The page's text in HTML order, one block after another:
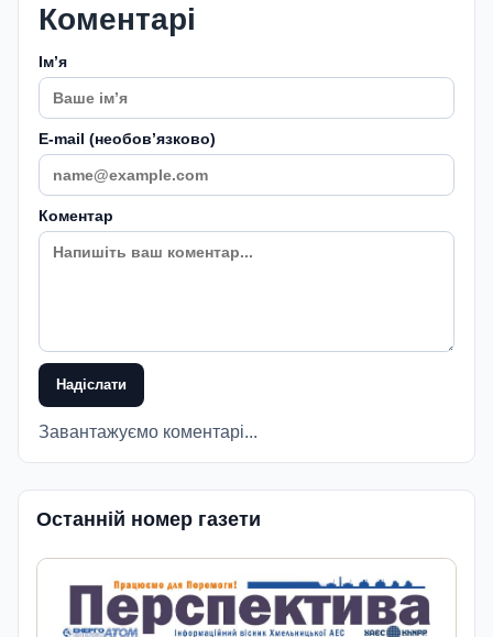
Коментарі
Імʼя
E-mail (необовʼязково)
Коментар
Надіслати
Завантажуємо коментарі...
Останній номер газети